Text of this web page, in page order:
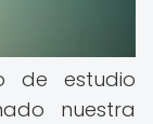
de estudio
nuestra